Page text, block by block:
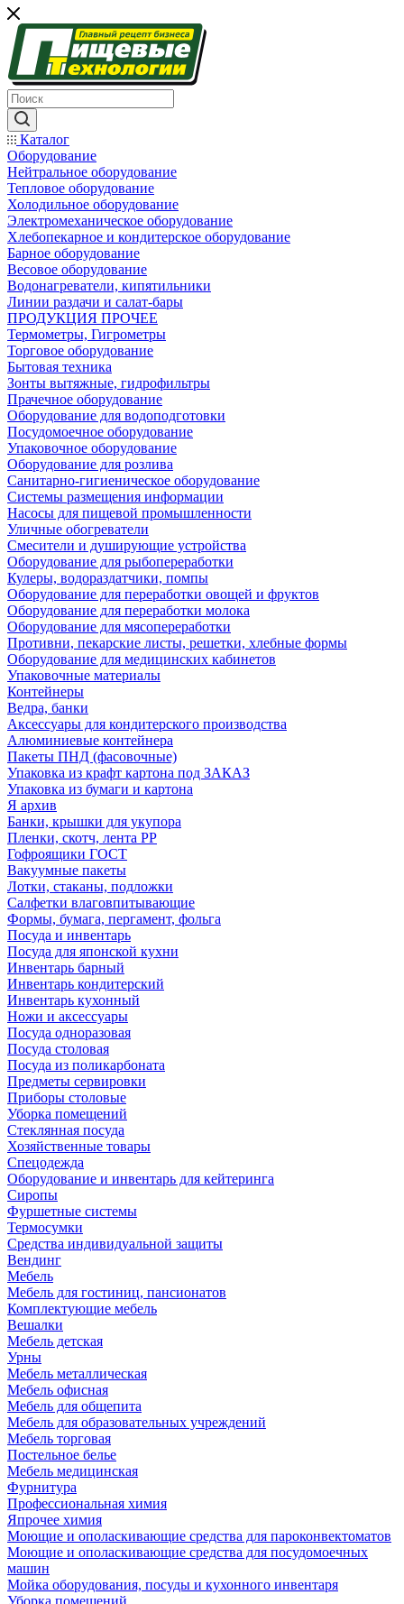
Каталог
Оборудование
Нейтральное оборудование
Тепловое оборудование
Холодильное оборудование
Электромеханическое оборудование
Хлебопекарное и кондитерское оборудование
Барное оборудование
Весовое оборудование
Водонагреватели, кипятильники
Линии раздачи и салат-бары
ПРОДУКЦИЯ ПРОЧЕЕ
Термометры, Гигрометры
Торговое оборудование
Бытовая техника
Зонты вытяжные, гидрофильтры
Прачечное оборудование
Оборудование для водоподготовки
Посудомоечное оборудование
Упаковочное оборудование
Оборудование для розлива
Санитарно-гигиеническое оборудование
Системы размещения информации
Насосы для пищевой промышленности
Уличные обогреватели
Смесители и душирующие устройства
Оборудование для рыбопереработки
Кулеры, водораздатчики, помпы
Оборудование для переработки овощей и фруктов
Оборудование для переработки молока
Оборудование для мясопереработки
Противни, пекарские листы, решетки, хлебные формы
Оборудование для медицинских кабинетов
Упаковочные материалы
Контейнеры
Ведра, банки
Аксессуары для кондитерского производства
Алюминиевые контейнера
Пакеты ПНД (фасовочные)
Упаковка из крафт картона под ЗАКАЗ
Упаковка из бумаги и картона
Я архив
Банки, крышки для укупора
Пленки, скотч, лента РР
Гофроящики ГОСТ
Вакуумные пакеты
Лотки, стаканы, подложки
Салфетки влаговпитывающие
Формы, бумага, пергамент, фольга
Посуда и инвентарь
Посуда для японской кухни
Инвентарь барный
Инвентарь кондитерский
Инвентарь кухонный
Ножи и аксессуары
Посуда одноразовая
Посуда столовая
Посуда из поликарбоната
Предметы сервировки
Приборы столовые
Уборка помещений
Стеклянная посуда
Хозяйственные товары
Спецодежда
Оборудование и инвентарь для кейтеринга
Сиропы
Фуршетные системы
Термосумки
Средства индивидуальной защиты
Вендинг
Мебель
Мебель для гостиниц, пансионатов
Комплектующие мебель
Вешалки
Мебель детская
Урны
Мебель металлическая
Мебель офисная
Мебель для общепита
Мебель для образовательных учреждений
Мебель торговая
Постельное белье
Мебель медицинская
Фурнитура
Профессиональная химия
Япрочее химия
Моющие и ополаскивающие средства для пароконвектоматов
Моющие и ополаскивающие средства для посудомоечных
машин
Мойка оборудования, посуды и кухонного инвентаря
Уборка помещений